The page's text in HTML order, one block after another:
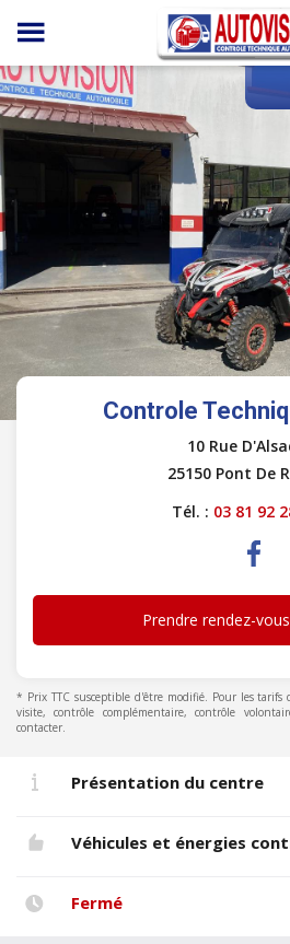
Panneau de gestion des cookies
Controle
10 Rue
25150 Pont De
Tél. : 03 81 92
Prendre rendez-
* Prix TTC susceptible d'être modifié. Pour les tarifs
visite, contrôle complémentaire, contrôle
contacter.
Présentation du centre
Véhicules et énergies
Fermé